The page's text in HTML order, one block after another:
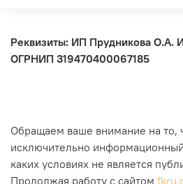
Реквизиты: ИП Прудникова О.А.
ОГРНИП 319470400067185
Обращаем ваше внимание на то,
исключительно
каких условиях не является
Продолжая работу с сайтом